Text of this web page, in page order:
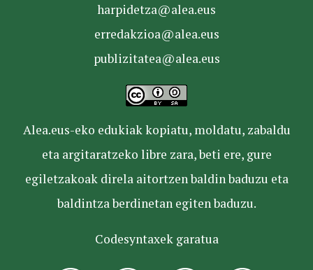
harpidetza@alea.eus
erredakzioa@alea.eus
publizitatea@alea.eus
Alea.eus-eko edukiak kopiatu, moldatu, zabaldu
eta argitaratzeko libre zara, beti ere, gure
egiletzakoak direla aitortzen baldin baduzu eta
baldintza berdinetan egiten baduzu.
Codesyntaxek garatua